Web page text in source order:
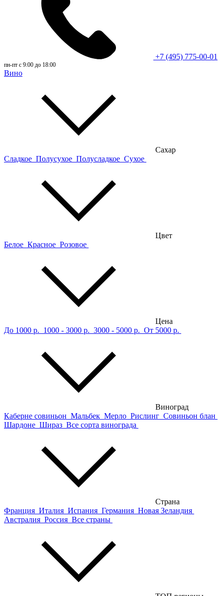
+7 (495) 775-00-01
пн-пт с 9:00 до 18:00
Вино
Сахар
Сладкое Полусухое Полусладкое Сухое
Цвет
Белое Красное Розовое
Цена
До 1000 р. 1000 - 3000 р. 3000 - 5000 р. От 5000 р.
Виноград
Каберне совиньон Мальбек Мерло Рислинг Совиньон блан
Шардоне Шираз Все сорта винограда
Страна
Франция Италия Испания Германия Новая Зеландия
Австралия Россия Все страны